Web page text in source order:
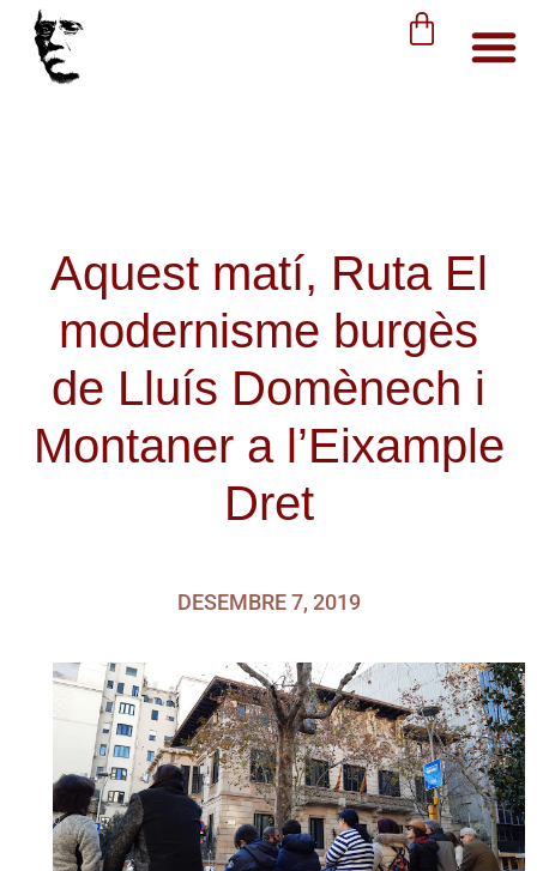
Aquest matí, Ruta El
modernisme burgès
de Lluís Domènech i
Montaner a l’Eixample
Dret
DESEMBRE 7, 2019